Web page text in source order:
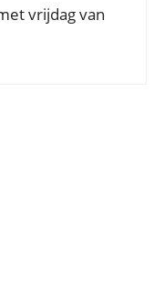
vrijdag van